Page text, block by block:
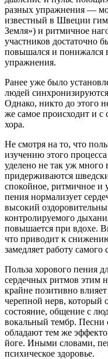
разных упражнения —
известный в Швеции
Земля») и ритмичное
участников достаточно
повышался и понижался
упражнения.
Ранее уже было
людей
Однако, никто до этого
же самое происходит и
хора.
Не смотря на то, что
изучению этого
уделено не так уж много
придерживаются
спокойное, ритмичное и
пения нормализует
высокий
контролируемого
повышается при вдохе.
что приводит к
замедляет работу самого
Польза хорового пения
сердечных ритмов этим
крайне позитивно
черепной нерв, который
состояние, общение с
вокальный тембр.
обладают тем же
йоге. Иными словами,
психическое здоровье.